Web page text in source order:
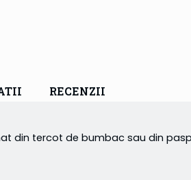
RECENZII
din tercot de bumbac sau din